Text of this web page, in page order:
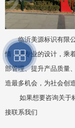
临沂美源标识有限公
情，最专业的设计，乘
部管理、提升产品质量
造最多机会，为社会创
如果想要咨询关于标
接联系我们